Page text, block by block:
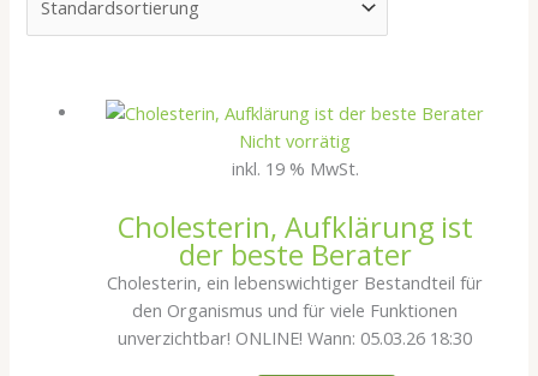
Nicht vorrätig
inkl. 19 % MwSt.
Cholesterin, Aufklärung ist
der beste Berater
Cholesterin, ein lebenswichtiger Bestandteil für
den Organismus und für viele Funktionen
unverzichtbar! ONLINE! Wann: 05.03.26 18:30